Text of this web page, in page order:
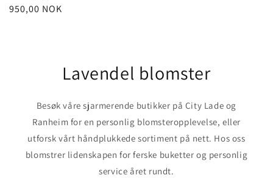
Vanlig
950,00 NOK
Lavendel blomster
Besøk våre sjarmerende butikker på City Lade og
Ranheim for en personlig blomsteropplevelse, eller
utforsk vårt håndplukkede sortiment på nett. Hos oss
blomstrer lidenskapen for ferske buketter og personlig
service året rundt.